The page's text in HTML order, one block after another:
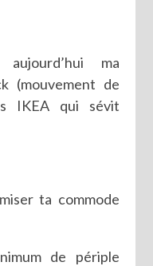
ma
(mouvement de
IKEA qui sévit
ta commode
de périple